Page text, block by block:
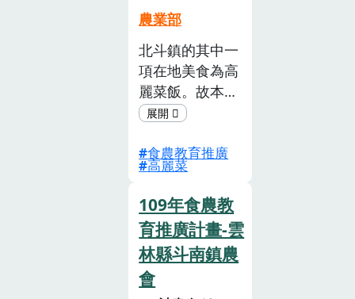
識與記錄家鄉農
作物與文化！
動
(已
農業部
北斗鎮的其中一
項在地美食為高
麗菜飯。故本次
計畫目標作物欲
並且從農事 種
植、銷售管道、
消費採買、在地
飲食特色、食材
加工等角度建構
出豐富的食農價
值鏈。本 次計
食農教育推廣
高麗菜
109年食農教
育推廣計畫-雲
林縣斗南鎮農
會